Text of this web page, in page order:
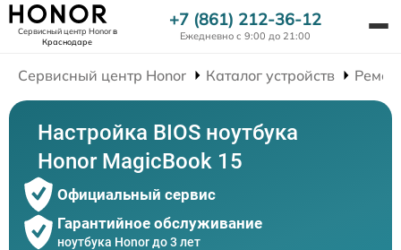
Сервисный центр Honorв
Краснодаре
+7 (861) 212-36-12
Ежедневно с 9:00 до 21:00
Сервисный центр Honor Каталог устройств
Настройка BIOS ноутбука
Honor MagicBook 15
Официальный сервис
Гарантийное обслуживание
ноутбука Honor до 3 лет